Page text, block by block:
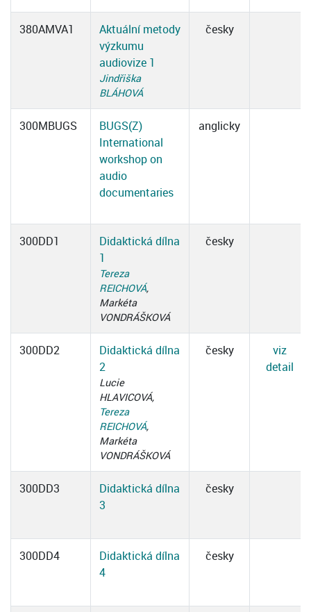
380AMVA1
Aktuální metody
výzkumu
audiovize 1
Jindřiška
BLÁHOVÁ
česky
300MBUGS
BUGS(Z)
International
workshop on
audio
documentaries
anglicky
300DD1
Didaktická dílna
1
Tereza
REICHOVÁ,
Markéta
VONDRÁŠKOVÁ
česky
300DD2
Didaktická dílna
2
Lucie
HLAVICOVÁ,
Tereza
REICHOVÁ,
Markéta
VONDRÁŠKOVÁ
česky
viz
detail
300DD3
Didaktická dílna
3
česky
300DD4
Didaktická dílna
4
česky